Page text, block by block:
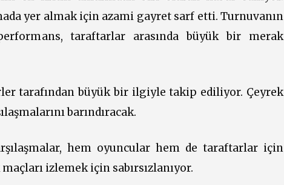
yer almak için azami gayret sarf etti. Turnuvanın
taraftarlar arasında büyük bir merak
tarafından büyük bir ilgiyle takip ediliyor. Çeyrek
barındıracak.
hem oyuncular hem de taraftarlar için
izlemek için sabırsızlanıyor.